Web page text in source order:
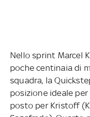
Nello sprint Marcel
poche centinaia di
squadra, la
posizione ideale
posto per Kristoff